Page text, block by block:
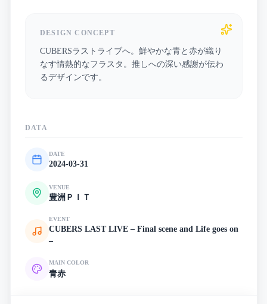
DESIGN CONCEPT
CUBERSラストライブへ。鮮やかな青と赤が織り
なす情熱的なフラスタ。推しへの深い感謝が伝わ
るデザインです。
DATA
DATE
2024-03-31
VENUE
豊洲ＰＩＴ
EVENT
CUBERS LAST LIVE – Final scene and Life goes on
–
MAIN COLOR
青赤